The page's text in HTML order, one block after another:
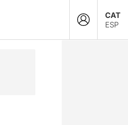
CAT
ESP